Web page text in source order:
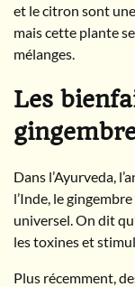
et le citron sont
mais cette plante
mélanges.
Les
Dans l’Ayurveda,
l’Inde, le
universel. On dit
les toxines et
Plus récemment,